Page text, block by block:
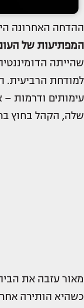
ההדחה האחרונה
המפתיעות של
שהייתה
למודחת הרביעית.
עימותים ודרמות
שלה, הקהל בחוץ
מאור עזבה את
כשהיא הותירה